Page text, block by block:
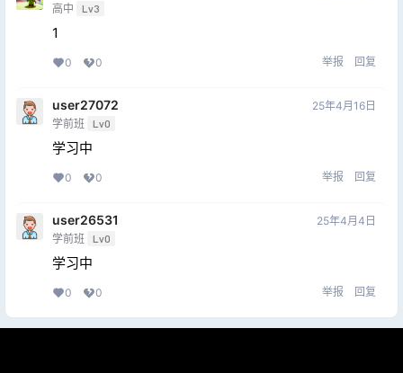
高中 Lv3
1
0 0 举报 回复
user27072
学前班 Lv0
25年4月16日
学习中
0 0 举报 回复
user26531
学前班 Lv0
25年4月4日
学习中
0 0 举报 回复